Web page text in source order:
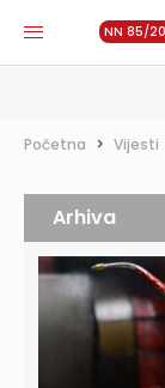
NN 85/
Početna > Vijesti
Arhiva